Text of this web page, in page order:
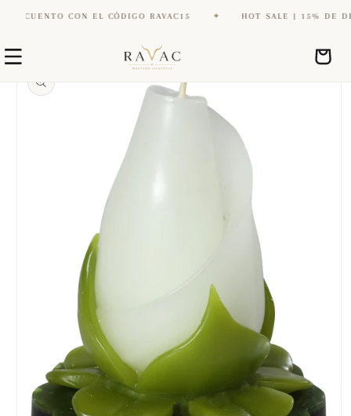
directamente
al contenido
CON EL CÓDIGO RAVAC15 HOT SALE | 15% DE
Carrito
directamente
información